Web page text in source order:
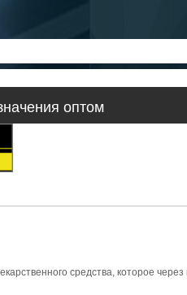
оптом
средства, которое